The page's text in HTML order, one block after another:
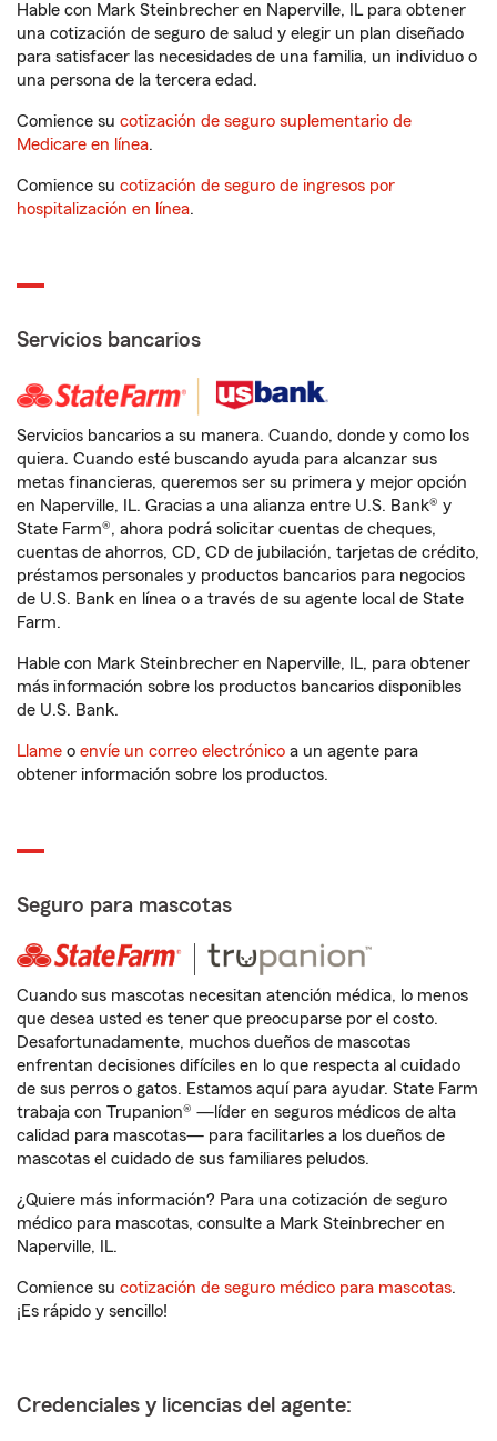
Hable con Mark Steinbrecher en Naperville, IL para obtener
una cotización de seguro de salud y elegir un plan diseñado
para satisfacer las necesidades de una familia, un individuo o
una persona de la tercera edad.
Comience su cotización de seguro suplementario de
Medicare en línea.
Comience su cotización de seguro de ingresos por
hospitalización en línea.
Servicios bancarios
Servicios bancarios a su manera. Cuando, donde y como los
quiera. Cuando esté buscando ayuda para alcanzar sus
metas financieras, queremos ser su primera y mejor opción
en Naperville, IL. Gracias a una alianza entre U.S. Bank® y
State Farm®, ahora podrá solicitar cuentas de cheques,
cuentas de ahorros, CD, CD de jubilación, tarjetas de crédito,
préstamos personales y productos bancarios para negocios
de U.S. Bank en línea o a través de su agente local de State
Farm.
Hable con Mark Steinbrecher en Naperville, IL, para obtener
más información sobre los productos bancarios disponibles
de U.S. Bank.
Llame o envíe un correo electrónico a un agente para
obtener información sobre los productos.
Seguro para mascotas
Cuando sus mascotas necesitan atención médica, lo menos
que desea usted es tener que preocuparse por el costo.
Desafortunadamente, muchos dueños de mascotas
enfrentan decisiones difíciles en lo que respecta al cuidado
de sus perros o gatos. Estamos aquí para ayudar. State Farm
trabaja con Trupanion® —líder en seguros médicos de alta
calidad para mascotas— para facilitarles a los dueños de
mascotas el cuidado de sus familiares peludos.
¿Quiere más información? Para una cotización de seguro
médico para mascotas, consulte a Mark Steinbrecher en
Naperville, IL.
Comience su cotización de seguro médico para mascotas.
¡Es rápido y sencillo!
Credenciales y licencias del agente: